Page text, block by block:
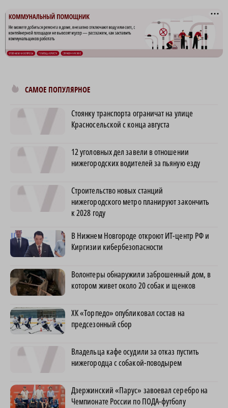
САМОЕ ПОПУЛЯРНОЕ
Стоянку транспорта ограничат на улице
Красносельской с конца августа
12 уголовных дел завели в отношении
нижегородских водителей за пьяную езду
Строительство новых станций
нижегородского метро планируют закончить
к 2028 году
В Нижнем Новгороде откроют ИТ-центр РФ и
Киргизии кибербезопасности
Волонтеры обнаружили заброшенный дом, в
котором живет около 20 собак и щенков
ХК «Торпедо» опубликовал состав на
предсезонный сбор
Владельца кафе осудили за отказ пустить
нижегородца с собакой-поводырем
Дзержинский «Парус» завоевал серебро на
Чемпионате России по ПОДА-футболу